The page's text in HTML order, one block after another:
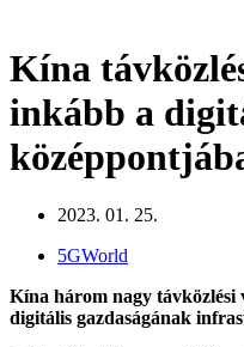
Kína
inkább a
2023. 01. 25.
5GWorld
Kína három nagy távközlési
digitális gazdaságának